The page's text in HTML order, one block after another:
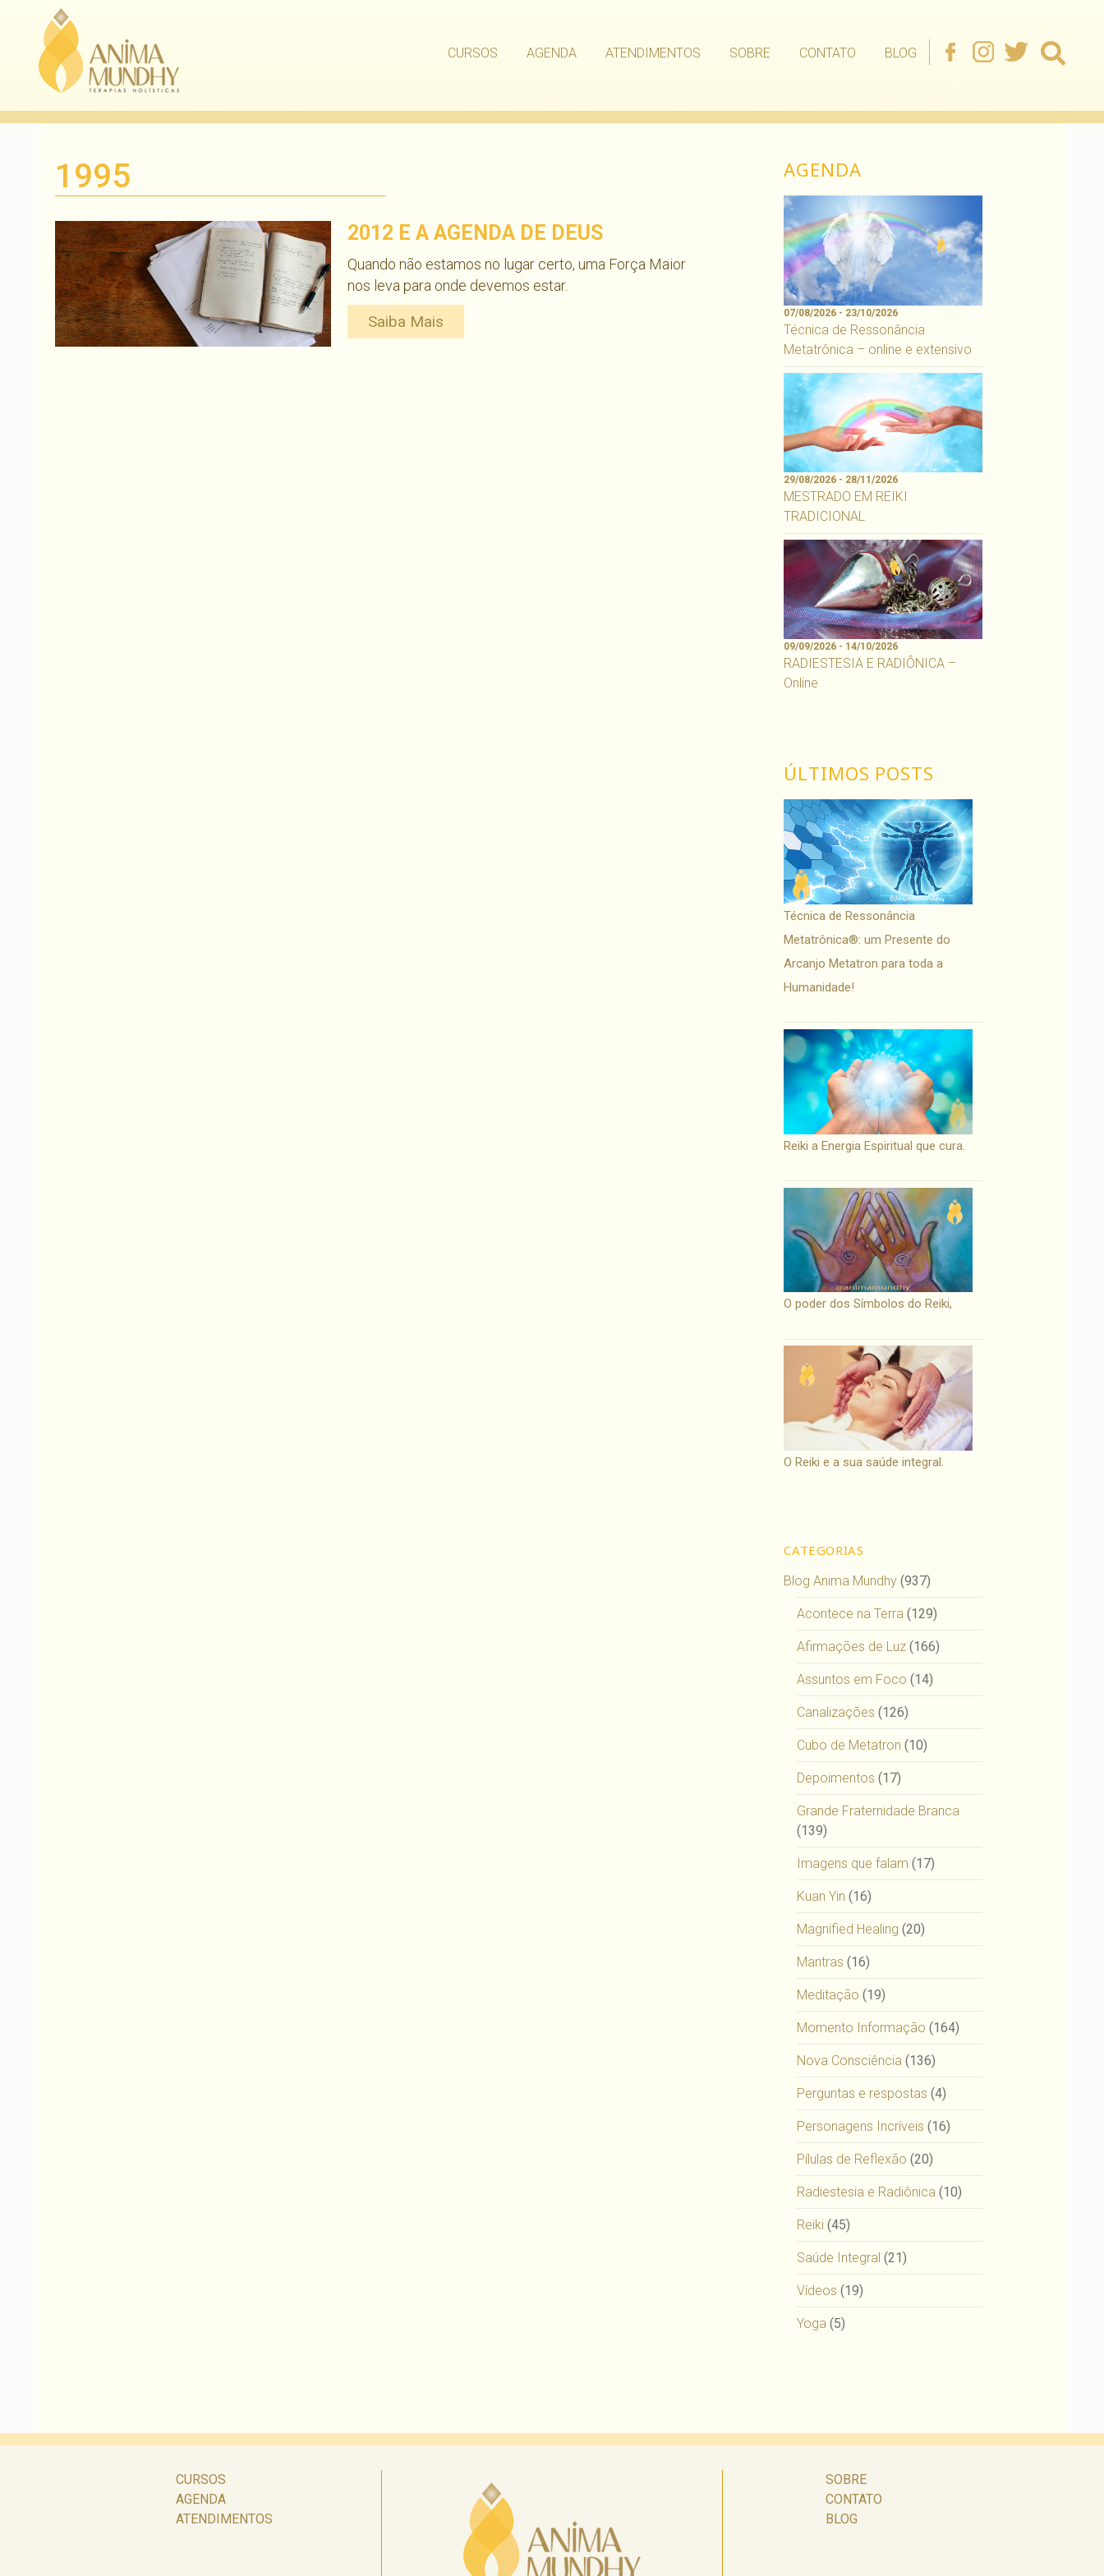
CURSOS AGENDA ATENDIMENTOS SOBRE CONTATO BLOG
1995
2012 E A AGENDA DE DEUS
Quando não estamos no lugar certo, uma Força Maior
nos leva para onde devemos estar.
Saiba Mais
AGENDA
07/08/2026 - 23/10/2026
Técnica de Ressonância
Metatrônica – online e extensivo
29/08/2026 - 28/11/2026
MESTRADO EM REIKI
TRADICIONAL
09/09/2026 - 14/10/2026
RADIESTESIA E RADIÔNICA –
Online
ÚLTIMOS POSTS
Técnica de Ressonância
Metatrônica®: um Presente do
Arcanjo Metatron para toda a
Humanidade!
Reiki a Energia Espiritual que cura.
O poder dos Símbolos do Reiki,
O Reiki e a sua saúde integral.
CATEGORIAS
Blog Anima Mundhy (937)
Acontece na Terra (129)
Afirmações de Luz (166)
Assuntos em Foco (14)
Canalizações (126)
Cubo de Metatron (10)
Depoimentos (17)
Grande Fraternidade Branca
(139)
Imagens que falam (17)
Kuan Yin (16)
Magnified Healing (20)
Mantras (16)
Meditação (19)
Momento Informação (164)
Nova Consciência (136)
Perguntas e respostas (4)
Personagens Incríveis (16)
Pílulas de Reflexão (20)
Radiestesia e Radiônica (10)
Reiki (45)
Saúde Integral (21)
Vídeos (19)
Yoga (5)
CURSOS
AGENDA
ATENDIMENTOS
SOBRE
CONTATO
BLOG